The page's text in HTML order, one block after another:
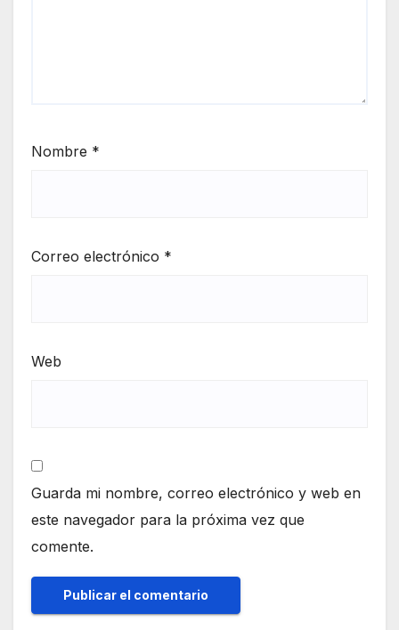
Nombre *
Correo electrónico *
Web
Guarda mi nombre, correo electrónico y web en
este navegador para la próxima vez que
comente.